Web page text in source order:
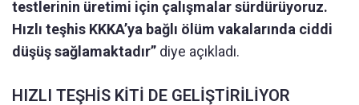
testlerinin üretimi için çalışmalar sürdürüyoruz.
Hızlı teşhis KKKA’ya bağlı ölüm vakalarında ciddi
düşüş sağlamaktadır” diye açıkladı.
HIZLI TEŞHİS KİTİ DE GELİŞTİRİLİYOR